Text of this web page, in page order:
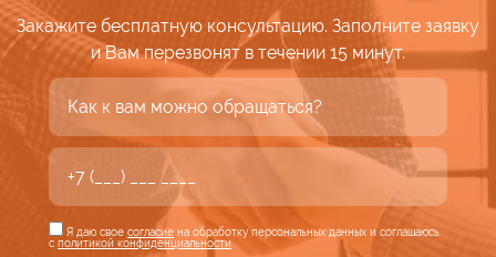
Закажите бесплатную консультацию. Заполните заявку
и Вамперезвонят в течении 15 минут.
Я даю свое согласие на обработку персональных данных и соглашаюсь
с политикой конфиденциальности